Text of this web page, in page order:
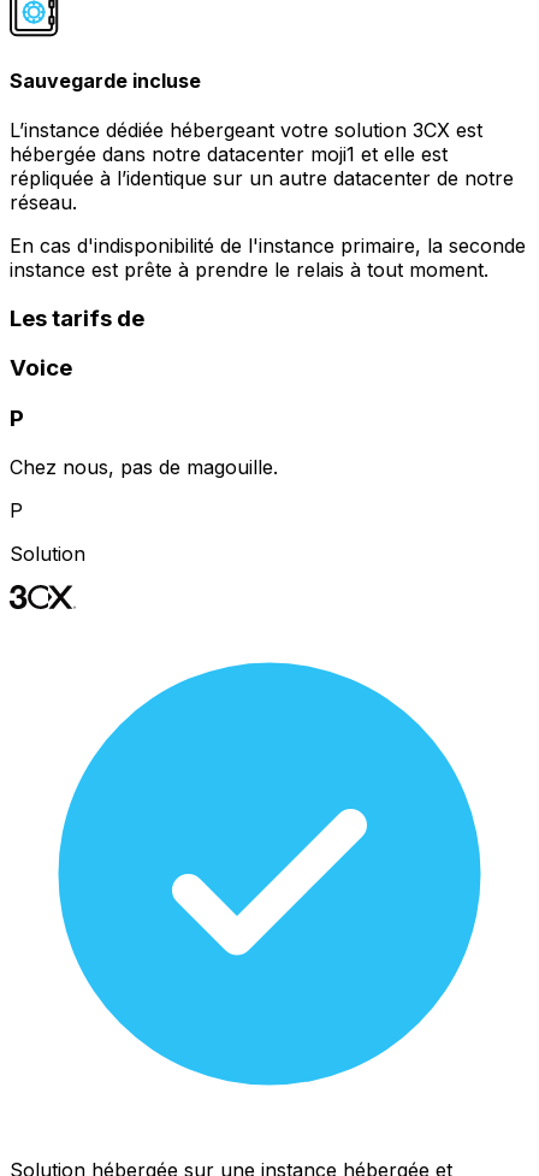
Sauvegarde incluse
L’instance dédiée hébergeant votre solution 3CX est
hébergée dans notre datacenter moji1 et elle est
répliquée à l’identique sur un autre datacenter de notre
réseau.
En cas d'indisponibilité de l'instance primaire, la seconde
instance est prête à prendre le relais à tout moment.
Les tarifs de
Voice
P
Chez nous, pas de magouille.
P
Solution
Solution hébergée sur une instance hébergée et